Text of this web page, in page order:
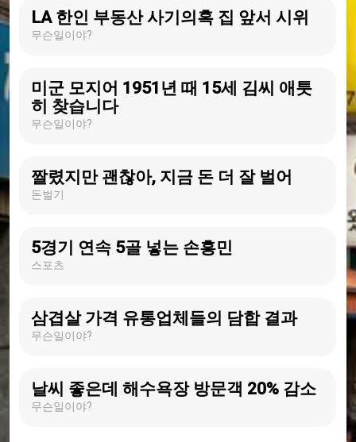
LA 한인 부동산 사기의혹 집 앞서 시위
무슨일이야?
미군 모지어 1951년 때 15세 김씨 애틋
히 찾습니다
무슨일이야?
짤렸지만 괜찮아, 지금 돈 더 잘 벌어
돈벌기
5경기 연속 5골 넣는 손흥민
스포츠
삼겹살 가격 유통업체들의 담합 결과
무슨일이야?
날씨 좋은데 해수욕장 방문객 20% 감소
무슨일이야?